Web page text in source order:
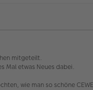
mitgeteilt.
Mal etwas Neues dabei.
wie man so schöne